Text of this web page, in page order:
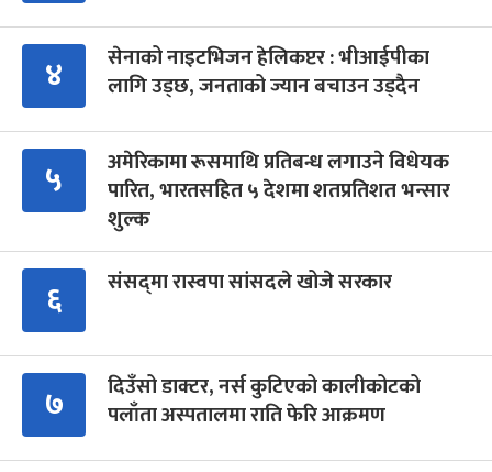
४
सेनाको नाइटभिजन हेलिकप्टर : भीआईपीका
लागि उड्छ, जनताको ज्यान बचाउन उड्दैन
५
अमेरिकामा रूसमाथि प्रतिबन्ध लगाउने विधेयक
पारित, भारतसहित ५ देशमा शतप्रतिशत भन्सार
शुल्क
६ संसद्‍मा रास्वपा सांसदले खोजे सरकार
७
दिउँसो डाक्टर, नर्स कुटिएको कालीकोटको
पलाँता अस्पतालमा राति फेरि आक्रमण